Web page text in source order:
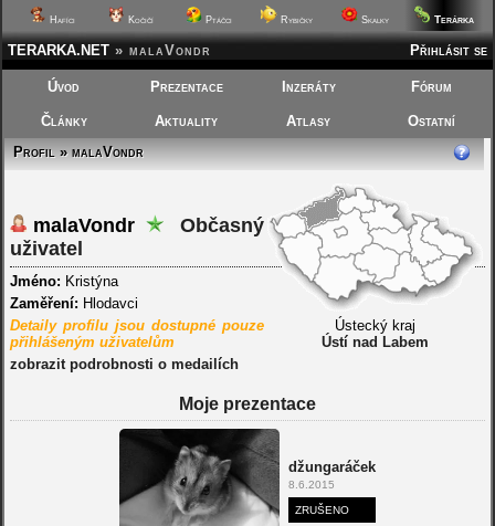
Hafíci Kočičí Ptáčci Rybičky Skalky Terárka
Přihlásit se
TERARKA.NET » malaVondr
Úvod Prezentace Inzeráty Fórum
Články Aktuality Atlasy
Ostatní
Profil » malaVondr
Ústecký kraj
Ústí nad Labem
malaVondr
Občasný
uživatel
Jméno: Kristýna
Zaměření: Hlodavci
Detaily profilu jsou dostupné pouze
přihlášeným uživatelům
zobrazit podrobnosti o medailích
Moje prezentace
džungaráček
8.6.2015
ZRUŠENO